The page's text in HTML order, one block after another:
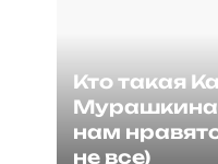
Кто такая
Мурашкина
нам
не все)